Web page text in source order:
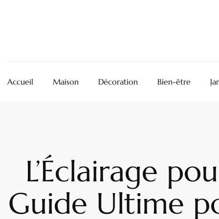
Accueil Maison Décoration Bien-être
L’Éclairage
Guide Ultime